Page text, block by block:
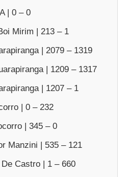
| 0 – 0
Mirim | 213 – 1
| 2079 – 1319
| 1209 – 1317
| 1207 – 1
| 0 – 232
| 345 – 0
Manzini | 535 – 121
Castro | 1 – 660